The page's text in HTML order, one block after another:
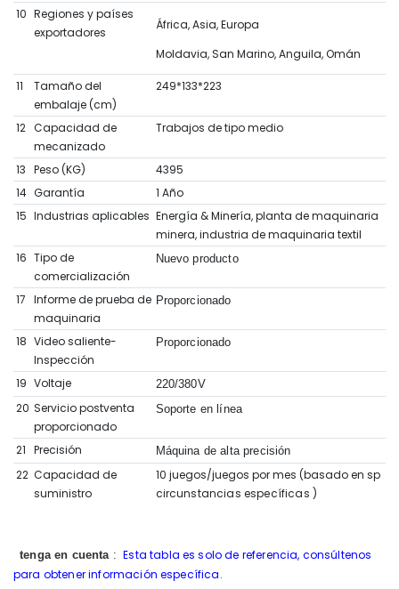
10 Regiones y países
exportadores
África, Asia, Europa
Moldavia, San Marino, Anguila, Omán
11
Tamaño del
embalaje (cm)
249*133*223
12 Capacidad de
mecanizado
Trabajos de tipo medio
13 Peso (KG)
4395
14 Garantía
1 Año
15 Industrias aplicables Energía & Minería, planta de maquinaria
minera, industria de maquinaria textil
16 Tipo de
comercialización
Nuevo producto
17 Informe de prueba de
maquinaria
Proporcionado
18 Video saliente-
Inspección
Proporcionado
19 Voltaje 220/380V
20 Servicio postventa
proporcionado
Soporte en línea
21 Precisión Máquina de alta precisión
22 Capacidad de
suministro
10 juegos/juegos por mes (basado en sp
circunstancias específicas )
tenga en cuenta : Esta tabla es solo de referencia, consúltenos
para obtener información específica.